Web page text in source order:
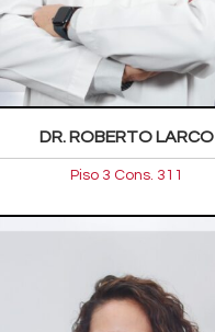
DR. ROBERTO LARCO
Piso 3 Cons. 311